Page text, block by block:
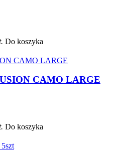
Do koszyka
CAMO LARGE
Do koszyka